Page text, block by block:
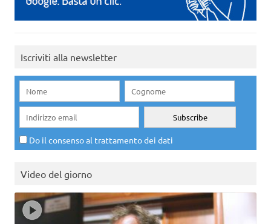
Iscriviti alla newsletter
Do il consenso al trattamento dei dati
Video del giorno